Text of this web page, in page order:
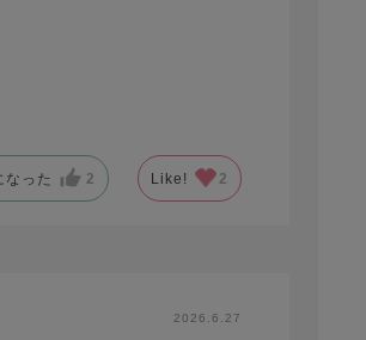
なった 2 Like! 2
2026.6.27